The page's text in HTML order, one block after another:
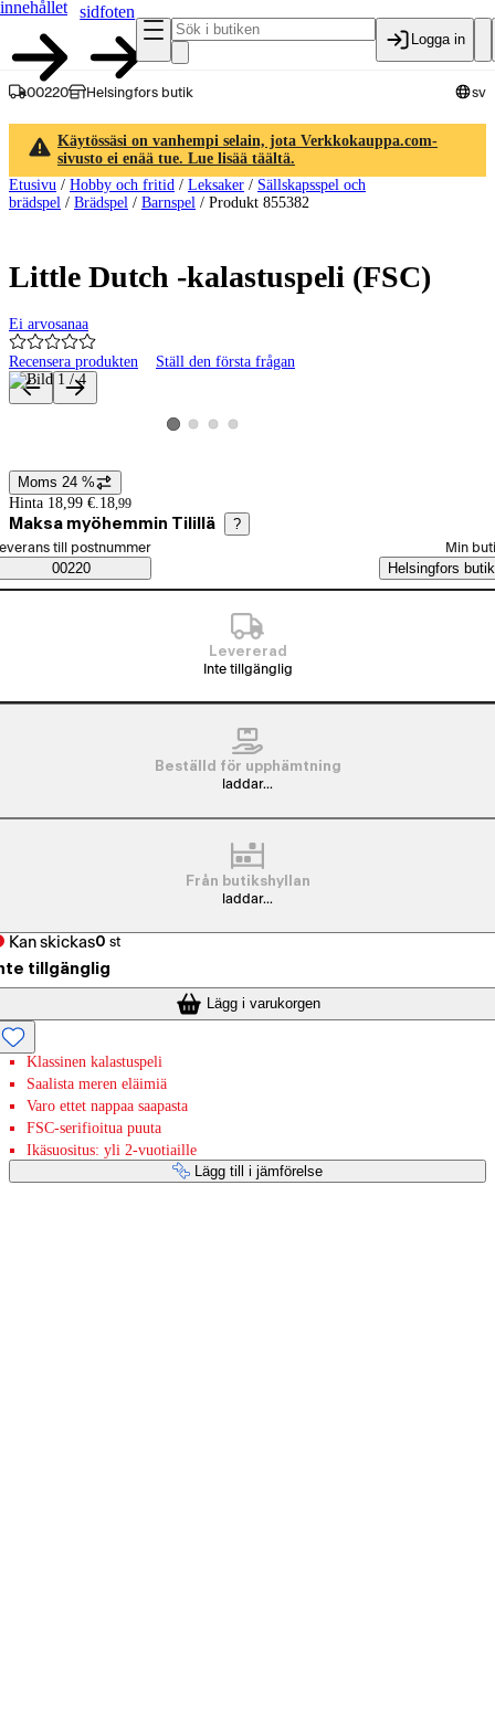
innehållet
sidfoten
Logga in
00220 Helsingfors butik sv
Käytössäsi on vanhempi selain, jota Verkkokauppa.com-
sivusto ei enää tue. Lue lisää täältä.
Etusivu / Hobby och fritid / Leksaker / Sällskapsspel och
brädspel / Brädspel / Barnspel / Produkt 855382
Little Dutch -kalastuspeli (FSC)
Ei arvosanaa
Recensera produkten Ställ den första frågan
Produktbilder och videor
Visa produktbild 1
Visa produktbild 2
Visa produktbild 3
Visa produktbild 4
Prisinformation
Moms 24 %
Hinta 18,99 €. 18,99
Maksa myöhemmin Tilillä ?
Saatavuustiedot
beställningssätt
till postnummer
00220
Min
Helsingfors butik
Levererad
Inte tillgänglig
Beställd för upphämtning
laddar...
Från butikshyllan
laddar...
Kan skickas0 st
tillgänglig
Lägg i varukorgen
Klassinen kalastuspeli
Saalista meren eläimiä
Varo ettet nappaa saapasta
FSC-serifioitua puuta
Ikäsuositus: yli 2-vuotiaille
Lägg till i jämförelse